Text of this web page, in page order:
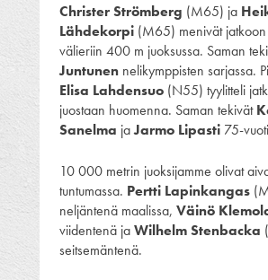
Christer Strömberg (M65) ja
Lähdekorpi (M65) menivät jatkoon
välieriin 400 m juoksussa. Saman
Juntunen nelikymppisten sarjassa.
Elisa Lahdensuo (N55) tyylitteli
juostaan huomenna. Saman tekivät
Sanelma jaJarmo Lipasti 75-
10 000 metrin juoksijamme olivat
tuntumassa. Pertti Lapinkangas
neljäntenä maalissa, Väinö
viidentenä jaWilhelm Stenbacka
seitsemäntenä.